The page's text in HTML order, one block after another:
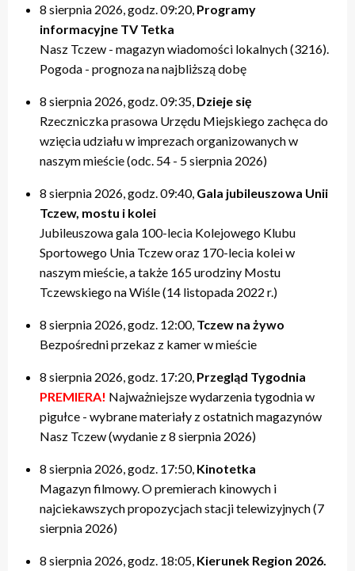
8 sierpnia 2026, godz. 09:20, Programy
informacyjne TV Tetka
Nasz Tczew - magazyn wiadomości lokalnych (3216).
Pogoda - prognoza na najbliższą dobę
8 sierpnia 2026, godz. 09:35, Dzieje się
Rzeczniczka prasowa Urzędu Miejskiego zachęca do
wzięcia udziału w imprezach organizowanych w
naszym mieście (odc. 54 - 5 sierpnia 2026)
8 sierpnia 2026, godz. 09:40, Gala jubileuszowa Unii
Tczew, mostu i kolei
Jubileuszowa gala 100-lecia Kolejowego Klubu
Sportowego Unia Tczew oraz 170-lecia kolei w
naszym mieście, a także 165 urodziny Mostu
Tczewskiego na Wiśle (14 listopada 2022 r.)
8 sierpnia 2026, godz. 12:00, Tczew na żywo
Bezpośredni przekaz z kamer w mieście
8 sierpnia 2026, godz. 17:20, Przegląd Tygodnia
PREMIERA! Najważniejsze wydarzenia tygodnia w
pigułce - wybrane materiały z ostatnich magazynów
Nasz Tczew (wydanie z 8 sierpnia 2026)
8 sierpnia 2026, godz. 17:50, Kinotetka
Magazyn filmowy. O premierach kinowych i
najciekawszych propozycjach stacji telewizyjnych (7
sierpnia 2026)
8 sierpnia 2026, godz. 18:05, Kierunek Region 2026.